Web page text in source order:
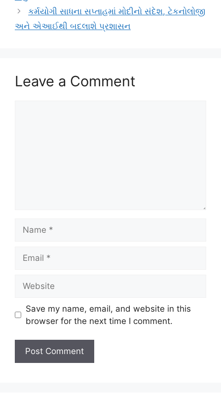
કર્મયોગી સાધના સપ્તાહમાં મોદીનો સંદેશ, ટેકનોલોજી
અને એઆઈથી બદલાશે પ્રશાસન
Leave a Comment
Save my name, email, and website in this
browser for the next time I comment.